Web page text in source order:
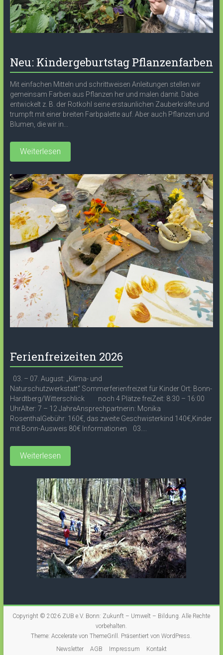
Neu: Kindergeburtstag Pflanzenfarben
Mit einfachen Mitteln und schrittweisen Anleitungen stellen wir
gemeinsam Farben aus Pflanzen her und malen damit. Dabei
entwickelt z. B. der Rotkohl seine erstaunlichen Zauberkräfte und
trumpft mit einer breiten Farbpalette auf. Aber auch Pflanzen und
Blumen, die wir in...
Weiterlesen
Ferienfreizeiten 2026
03. – 07. August: „Klima- und
Naturschutzwerkstatt“ Sommerferienfreizeit für Kinder Ort: Bonn-
Hardtberg/Witterschlick noch 4 Plätze freiZeit: 8:30 – 16:00
UhrAlter: 7 – 12 JahreAnsprechpartnerin: Monika
RosenthalGebühr: 160€, das zweite Geschwisterkind 140€,Kinder
mit Bonn-Ausweis 80€ Informationen 03....
Weiterlesen
Copyright © 2026 ZUB e.V. Bonn: Zukunft – Umwelt – Bildung . Alle Rechte
vorbehalten.
Theme:Accelerate von ThemeGrill. Präsentiert vonWordPress
Newsletter
AGB Impressum Kontakt